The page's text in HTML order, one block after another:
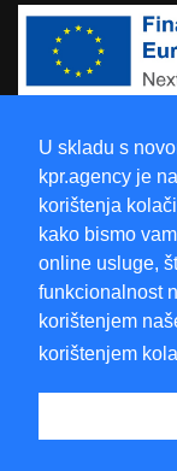
U skladu s
kpr.agency je
korištenja
kako bismo
online usluge,
funkcionalnost
korištenjem
korištenjem
Projekt je
Pravila
© 2026
prava